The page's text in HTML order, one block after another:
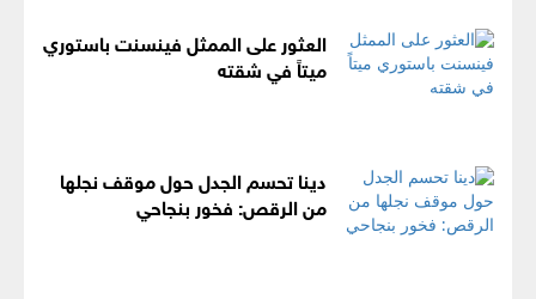
العثور على الممثل فينسنت باستوري
ميتاً في شقته
دينا تحسم الجدل حول موقف نجلها
من الرقص: فخور بنجاحي